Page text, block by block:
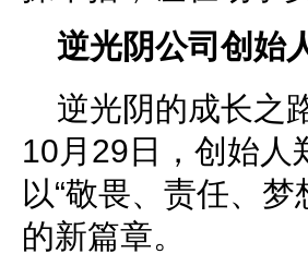
逆光阴公司创始
逆光阴的成长之
10月29日，创始人
以“敬畏、责任、
的新篇章。